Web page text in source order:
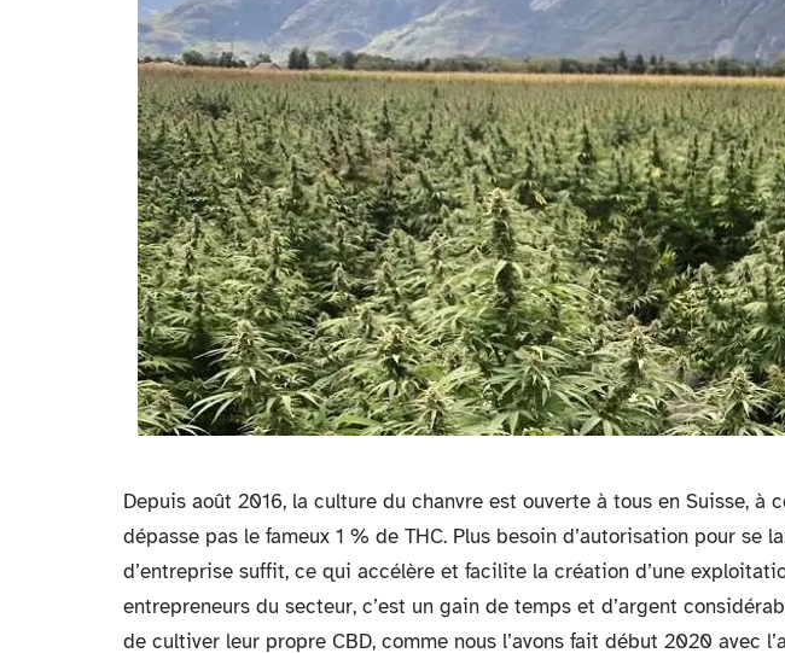
Depuis août 2016, la culture du chanvre est ouverte à tous en Suisse, à
dépasse pas le fameux 1 % de THC. Plus besoin d’autorisation pour se
d’entreprise suffit, ce qui accélère et facilite la création d’une
entrepreneurs du secteur, c’est un gain de temps et d’argent
de cultiver leur propre CBD, comme nous l’avons fait début 2020 avec